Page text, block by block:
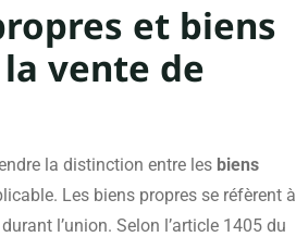
et biens
vente de
la distinction entre les biens
Les biens propres se réfèrent à
l’union. Selon l’article 1405 du